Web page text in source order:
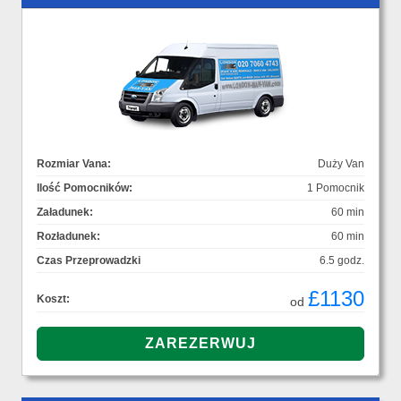
Rozmiar Vana:
Duży Van
Ilość Pomocników:
1 Pomocnik
Załadunek:
60 min
Rozładunek:
60 min
Czas Przeprowadzki
6.5 godz.
Koszt: od £1130